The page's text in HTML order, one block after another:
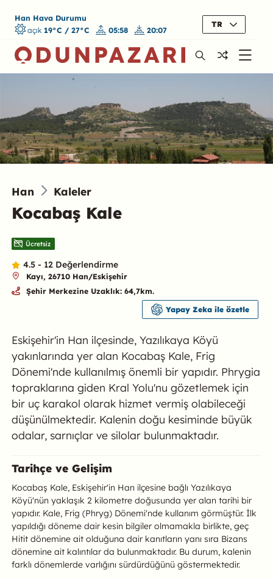
Han Hava Durumu
açık 19°C / 27°C 05:58 20:07
TR
Han Kaleler
Kocabaş Kale
Eskişehir'in Han ilçesinde, Yazılıkaya Köyü
yakınlarında yer alan Kocabaş Kale, Frig
Dönemi'nde kullanılmış önemli bir yapıdır. Phrygia
topraklarına giden Kral Yolu'nu gözetlemek için
bir uç karakol olarak hizmet vermiş olabileceği
düşünülmektedir. Kalenin doğu kesiminde büyük
odalar, sarnıçlar ve silolar bulunmaktadır.
Ücretsiz
4.5 - 12 Değerlendirme
Kayı, 26710 Han/Eskişehir
Şehir Merkezine Uzaklık: 64,7km.
Yapay Zeka ile özetle
Kocabaş Kale Hakkında
Tarihçe ve Gelişim
Kocabaş Kale, Eskişehir'in Han ilçesine bağlı Yazılıkaya
Köyü'nün yaklaşık 2 kilometre doğusunda yer alan tarihi bir
yapıdır. Kale, Frig (Phryg) Dönemi'nde kullanım görmüştür. İlk
yapıldığı döneme dair kesin bilgiler olmamakla birlikte, geç
Hitit dönemine ait olduğuna dair kanıtların yanı sıra Bizans
dönemine ait kalıntılar da bulunmaktadır. Bu durum, kalenin
farklı dönemlerde varlığını sürdürdüğünü göstermektedir.